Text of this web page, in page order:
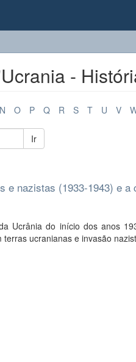
-
N O P Q R S T U V
Ir
nazistas (1933-1943) e
Ucrânia do início dos anos
ucranianas e invasão